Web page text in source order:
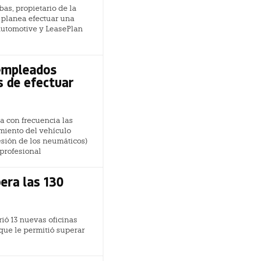
propietario de la
efectuar una
y LeasePlan
de efectuar
con frecuencia las
del vehículo
de los neumáticos)
las 130
13 nuevas oficinas
le permitió superar